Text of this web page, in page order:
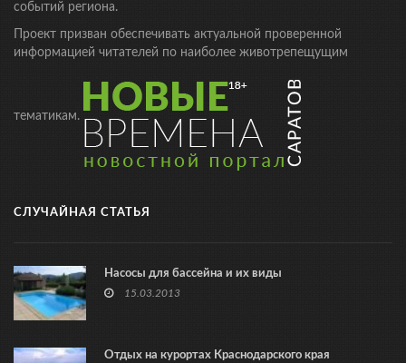
событий региона.
Проект призван обеспечивать актуальной проверенной
информацией читателей по наиболее животрепещущим
тематикам.
СЛУЧАЙНАЯ СТАТЬЯ
Насосы для бассейна и их виды
15.03.2013
Отдых на курортах Краснодарского края